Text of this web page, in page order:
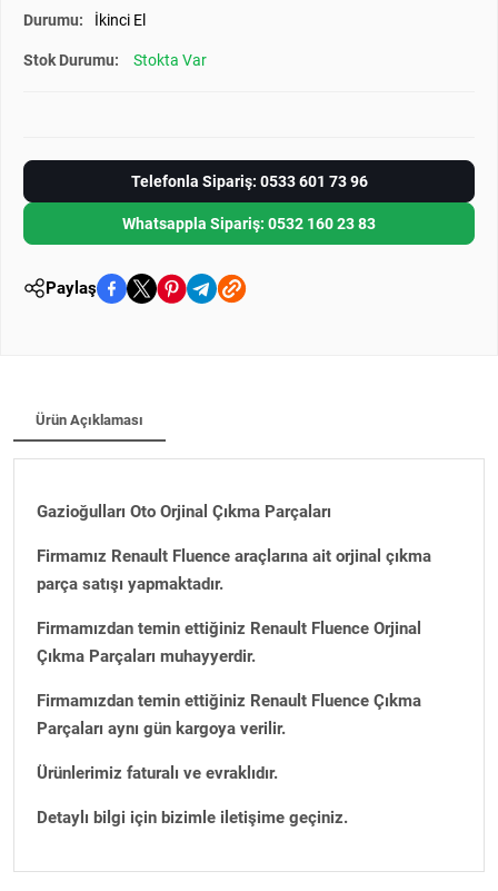
Durumu: İkinci El
Stok Durumu: Stokta Var
Telefonla Sipariş: 0533 601 73 96
Whatsappla Sipariş: 0532 160 23 83
Paylaş
Ürün Açıklaması
Gazioğulları Oto Orjinal Çıkma Parçaları
Firmamız Renault Fluence araçlarına ait orjinal çıkma
parça satışı yapmaktadır.
Firmamızdan temin ettiğiniz Renault Fluence Orjinal
Çıkma Parçaları muhayyerdir.
Firmamızdan temin ettiğiniz Renault Fluence Çıkma
Parçaları aynı gün kargoya verilir.
Ürünlerimiz faturalı ve evraklıdır.
Detaylı bilgi için bizimle iletişime geçiniz.